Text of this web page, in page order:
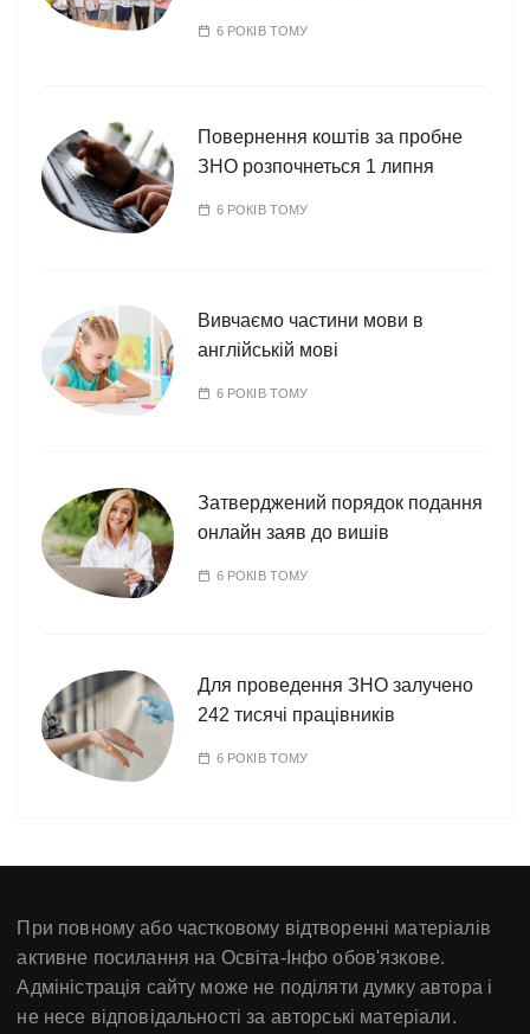
6 РОКІВ ТОМУ
Повернення коштів за пробне
ЗНО розпочнеться 1 липня
6 РОКІВ ТОМУ
Вивчаємо частини мови в
англійській мові
6 РОКІВ ТОМУ
Затверджений порядок подання
онлайн заяв до вишів
6 РОКІВ ТОМУ
Для проведення ЗНО залучено
242 тисячі працівників
6 РОКІВ ТОМУ
При повному або частковому відтворенні матеріалів
активне посилання на Освіта-Інфо обов'язкове.
Адміністрація сайту може не поділяти думку автора і
не несе відповідальності за авторські матеріали.